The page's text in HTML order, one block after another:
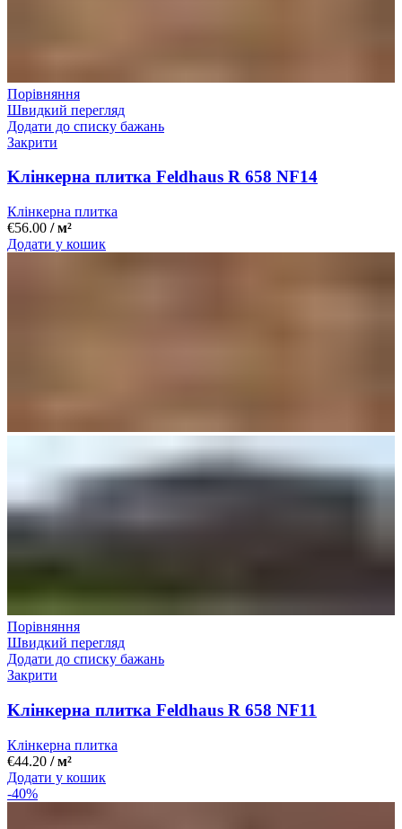
Порівняння
Швидкий перегляд
Додати до списку бажань
Закрити
Kлінкерна плитка Feldhaus R 658 NF14
Клінкерна плитка
€56.00 / м²
Додати у кошик
Порівняння
Швидкий перегляд
Додати до списку бажань
Закрити
Kлінкерна плитка Feldhaus R 658 NF11
Клінкерна плитка
€44.20 / м²
Додати у кошик
-40%